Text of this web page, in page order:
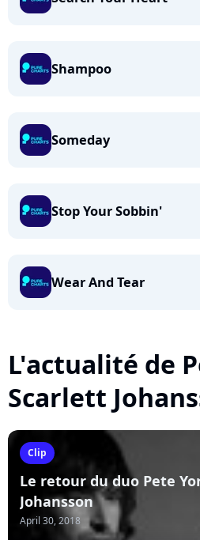
Shampoo
Someday
Stop Your Sobbin'
Wear And Tear
L'actualité de
Scarlett
Clip
Le retour du duo Pete
Johansson
April 30, 2018